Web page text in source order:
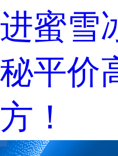
进蜜雪
秘平价
方！